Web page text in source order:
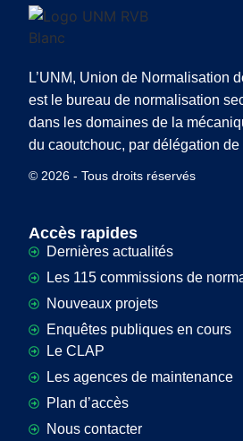
L’UNM, Union de Normalisation
est le bureau de normalisation
dans les domaines de la
du caoutchouc, par délégation de
© 2026 - Tous droits réservés
Accès rapides
Dernières actualités
Les 115 commissions de
Nouveaux projets
Enquêtes publiques en cours
Le CLAP
Les agences de maintenance
Plan d’accès
Nous contacter